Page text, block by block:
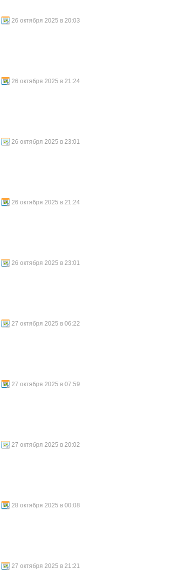
26 октября 2025 в 20:03
26 октября 2025 в 21:24
26 октября 2025 в 23:01
26 октября 2025 в 21:24
26 октября 2025 в 23:01
27 октября 2025 в 06:22
27 октября 2025 в 07:59
27 октября 2025 в 20:02
28 октября 2025 в 00:08
27 октября 2025 в 21:21